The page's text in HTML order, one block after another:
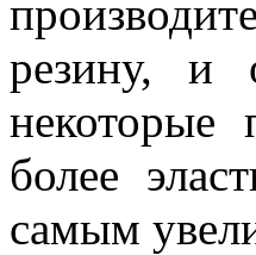
резину, и
некоторые
более
самым